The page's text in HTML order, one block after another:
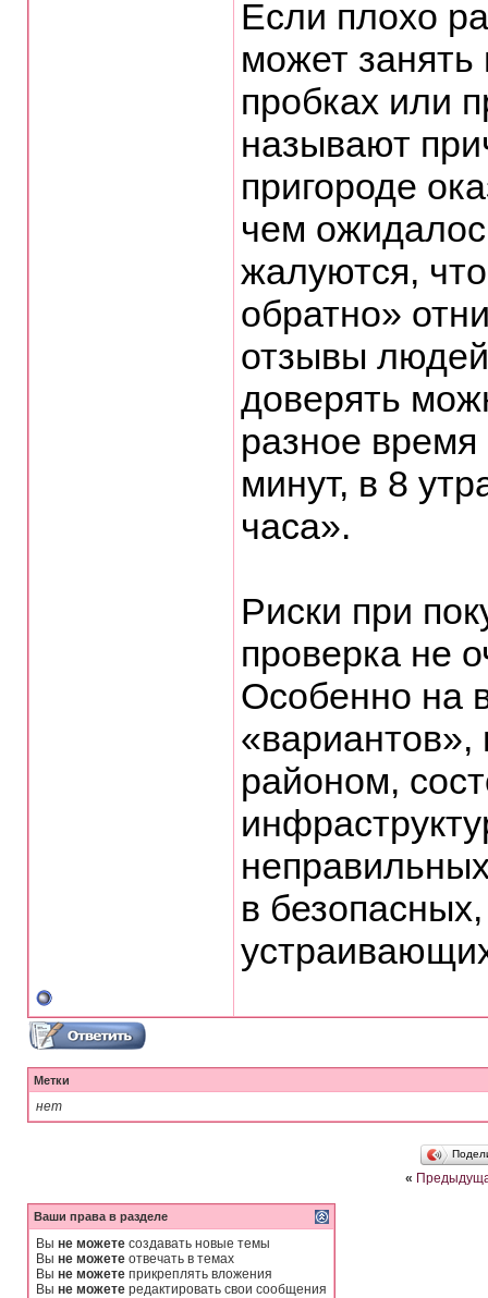
Если плохо
может
пробках или
называют
пригороде
чем
жалуются,
обратно»
отзывы
доверять
разное время
минут, в 8
часа».
Риски при
проверка не
Особенно на
районом,
в
Метки
нет
«
Ваши права в разделе
Вы не можете создавать новые темы
Вы не можете отвечать в темах
Вы не можете прикреплять вложения
Вы не можете редактировать свои сообщения